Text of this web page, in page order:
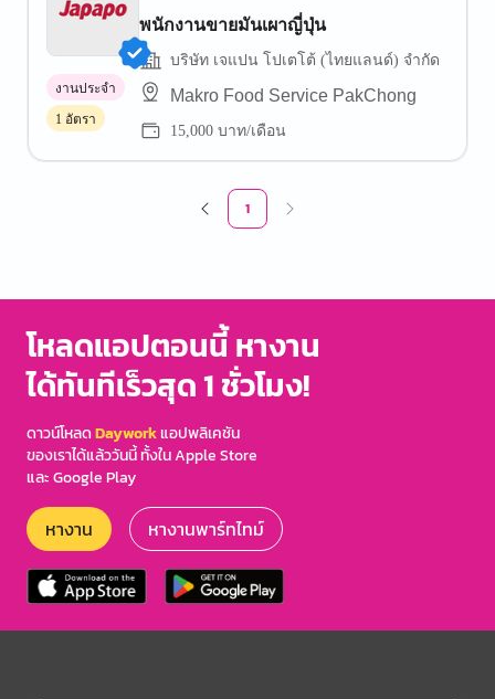
พนักงานขายมันเผาญี่ปุ่น
บริษัท เจแปน โปเตโต้ (ไทยแลนด์) จำกัด
Makro Food Service PakChong
15,000 บาท/เดือน
งานประจำ
1 อัตรา
1
โหลดแอปตอนนี้ หางาน
ได้ทันทีเร็วสุด 1 ชั่วโมง!
ดาวน์โหลดDayworkแอปพลิเคชัน
ของเราได้แล้ววันนี้ ทั้งใน Apple Store
และ Google Play
หางาน หางานพาร์ทไทม์